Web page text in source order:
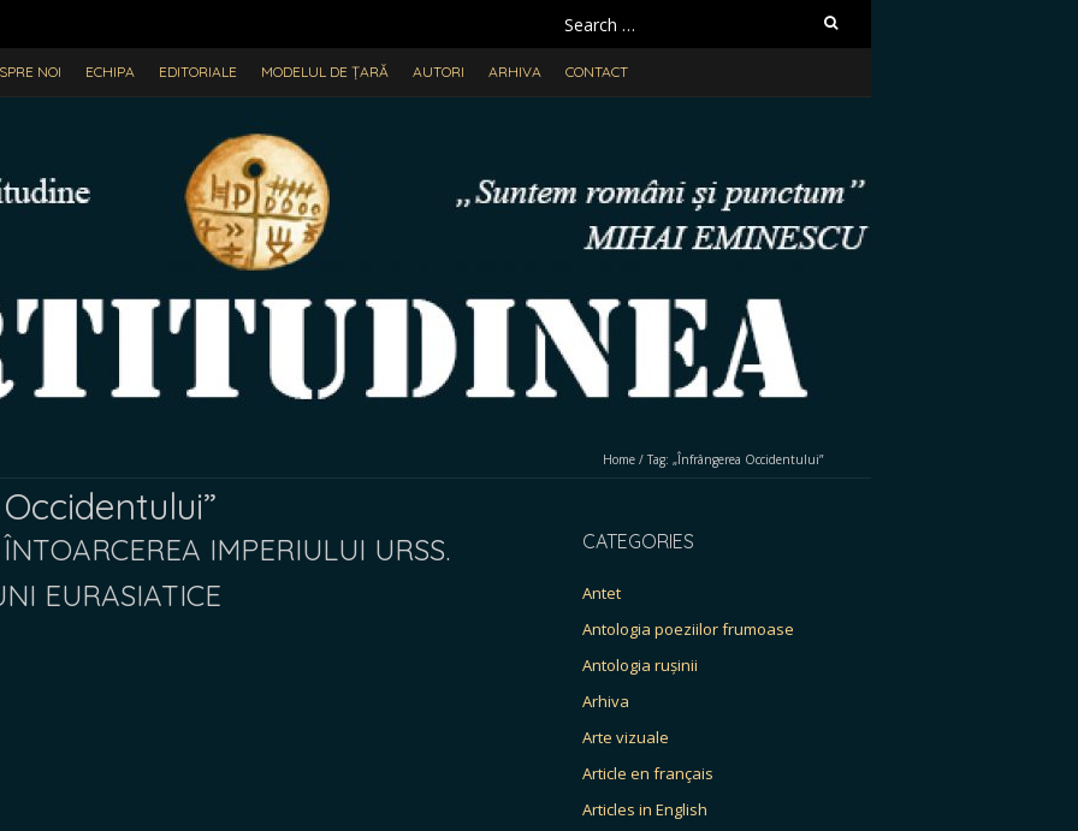
Search
for:
NOI ECHIPA EDITORIALE MODELUL DE ȚARĂ AUTORI ARHIVA CONTACT
Home / Tag: „Înfrângerea Occidentului”
IMPERIULUI URSS.
EURASIATICE
CATEGORIES
Antet
Antologia poeziilor frumoase
Antologia rușinii
Arhiva
Arte vizuale
Article en français
Articles in English